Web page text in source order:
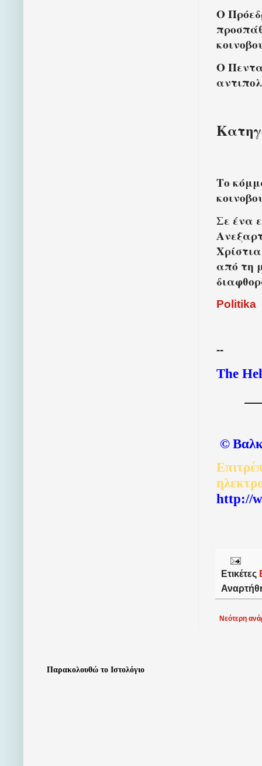
Ο
Ο
Το
Σε ένα
από τη
Politika
--
The
©
http://
Ετικέτες
Νεότερη
Παρακολουθώ το Ιστολόγιο